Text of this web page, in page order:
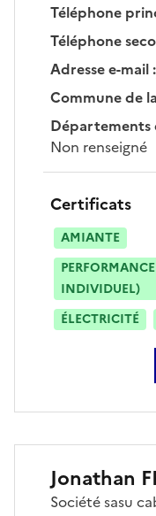
Téléphone
Téléphone
Adresse e-mail:
Commune de
Départements
Non renseigné
Certificats
AMIANTE
INDIVIDUEL)
ÉLECTRICITÉ
Jonathan
Sociétésasu